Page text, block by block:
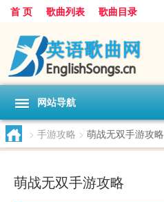
首 页 歌曲列表 歌曲目录
网站导航
> 手游攻略 > 萌战无双手游攻略
萌战无双手游攻略